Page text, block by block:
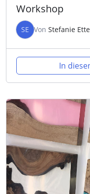
Workshop
SE Von Stefanie
In